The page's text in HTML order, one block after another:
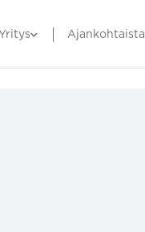
Yritys Ajankohtaista